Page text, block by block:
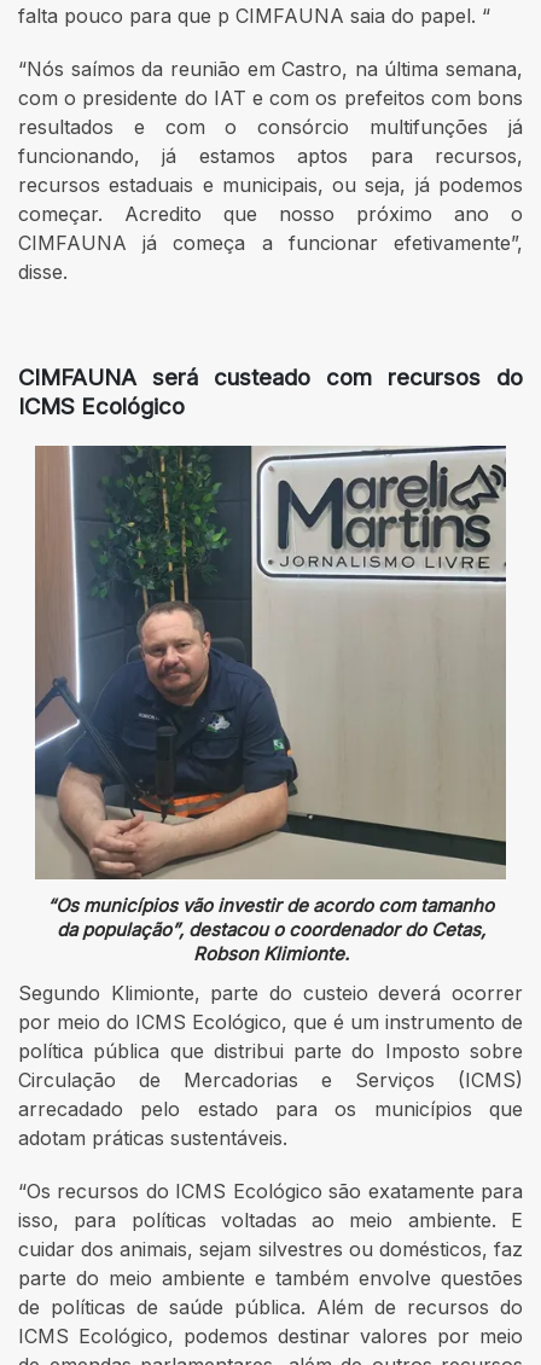
falta pouco para que p CIMFAUNA saia do papel. “
“Nós saímos da reunião em Castro, na última semana,
com o presidente do IAT e com os prefeitos com bons
resultados e com o consórcio multifunções já
funcionando, já estamos aptos para recursos,
recursos estaduais e municipais, ou seja, já podemos
começar. Acredito que nosso próximo ano o
CIMFAUNA já começa a funcionar efetivamente”,
disse.
CIMFAUNA será custeado com recursos do
ICMS Ecológico
“Os municípios vão investir de acordo com tamanho
da população”, destacou o coordenador do Cetas,
Robson Klimionte.
Segundo Klimionte, parte do custeio deverá ocorrer
por meio do ICMS Ecológico, que é um instrumento de
política pública que distribui parte do Imposto sobre
Circulação de Mercadorias e Serviços (ICMS)
arrecadado pelo estado para os municípios que
adotam práticas sustentáveis.
“Os recursos do ICMS Ecológico são exatamente para
isso, para políticas voltadas ao meio ambiente. E
cuidar dos animais, sejam silvestres ou domésticos, faz
parte do meio ambiente e também envolve questões
de políticas de saúde pública. Além de recursos do
ICMS Ecológico, podemos destinar valores por meio